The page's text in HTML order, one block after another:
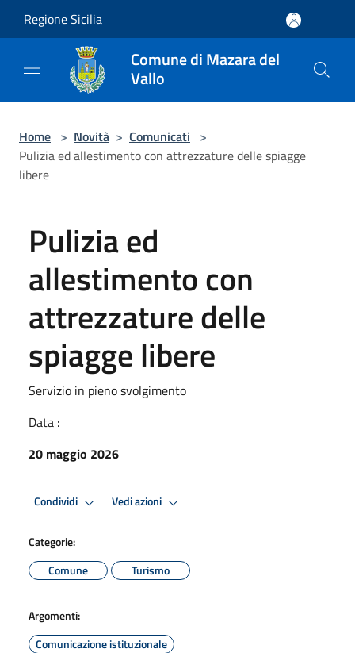
Regione Sicilia
Comune di Mazara del
Vallo
Home > Novità > Comunicati >
Pulizia ed allestimento con attrezzature delle spiagge
libere
Pulizia ed
allestimento con
attrezzature delle
spiagge libere
Servizio in pieno svolgimento
Data :
20 maggio 2026
Condividi Vedi azioni
Categorie:
Comune
Turismo
Argomenti:
Comunicazione istituzionale